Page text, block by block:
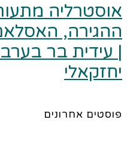
אוסטרליה
ההגירה, האסלאם
| עידית בר
יחזקאלי
פוסטים אחרונים